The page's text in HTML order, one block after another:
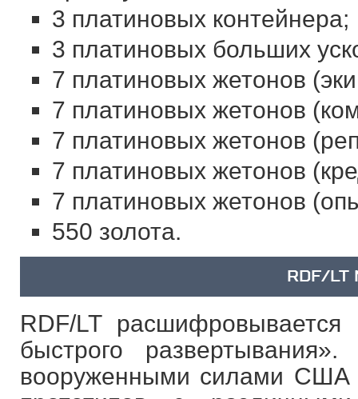
3 платиновых контейнера;
3 платиновых больших
7 платиновых жетонов
7 платиновых жетонов
7 платиновых жетонов
7 платиновых жетонов
7 платиновых жетонов
550 золота.
RDF/LT
RDF/LT
быстрого
вооруженными силами США